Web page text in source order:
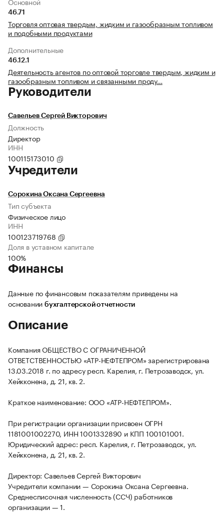
46.71
Торговля оптовая твердым, жидким и газообразным топливом
и подобными продуктами
Дополнительные
46.12.1
Деятельность агентов по оптовой торговле твердым, жидким и
газообразным топливом и связанными проду…
Руководители
Савельев Сергей Викторович
Должность
Директор
ИНН
100115173010
Учредители
Сорокина Оксана Сергеевна
Тип субъекта
Физическое лицо
ИНН
100123719768
Доля в уставном капитале
100%
Финансы
Данные по финансовым показателям приведены на
основании бухгалтерской отчетности
Описание
Компания ОБЩЕСТВО С ОГРАНИЧЕННОЙ
ОТВЕТСТВЕННОСТЬЮ «АТР-НЕФТЕПРОМ» зарегистрирована
13.03.2018 г. по адресу респ. Карелия, г. Петрозаводск, ул.
Хейкконена, д. 21, кв. 2.
Краткое наименование: ООО «АТР-НЕФТЕПРОМ».
При регистрации организации присвоен ОГРН
1181001002270, ИНН 1001332890 и КПП 100101001.
Юридический адрес: респ. Карелия, г. Петрозаводск, ул.
Хейкконена, д. 21, кв. 2.
Директор: Савельев Сергей Викторович
Учредители компании — Сорокина Оксана Сергеевна.
Среднесписочная численность (ССЧ) работников
организации — 1.